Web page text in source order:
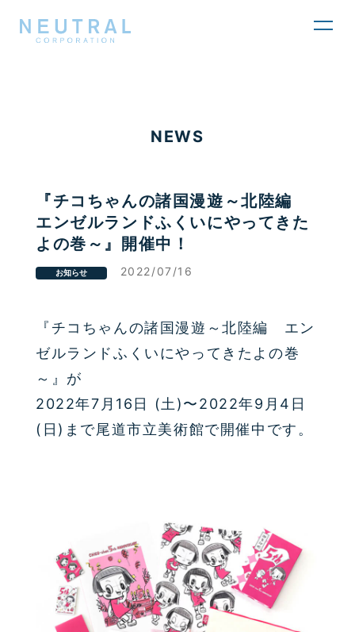
NEWS
『チコちゃんの諸国漫遊～北陸編
エンゼルランドふくいにやってきた
よの巻～』開催中！
お知らせ 2022/07/16
『チコちゃんの諸国漫遊～北陸編 エン
ゼルランドふくいにやってきたよの巻
～』が
2022年7月16日 (土)〜2022年9月4日
(日)まで尾道市立美術館で開催中です。